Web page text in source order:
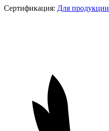
Сертификация: Для продукции